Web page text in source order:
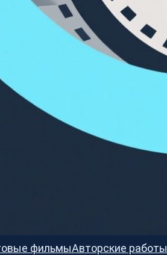
фильмыАвторские работы